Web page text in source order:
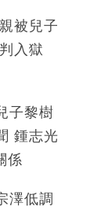
被兒子
入獄
子黎樹
鍾志光
係
澤低調